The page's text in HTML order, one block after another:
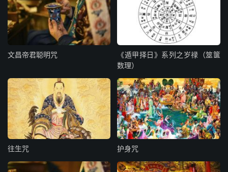
杀。后人发奏，切宜点对字画，语言必须合格，庶可免冒渎
不恭之罪也。
酆都奏格
一、九泉号令符，为破地狱符。皂纸黑书朱印，别有通真破
地狱符，用之亦可。
一、随差某将，别书真形符一道於下，名为传送符。亦要皂
纸黑书朱印。
一、就本法中，差将一员。用引一道关发，名为传送关。
一、申状一封，申北阴酆都进奏院引进真官圣前，名为开拆
文昌帝君聪明咒
《遁甲择日》系列之岁禄（筮箧
数理）
往生咒 护身咒